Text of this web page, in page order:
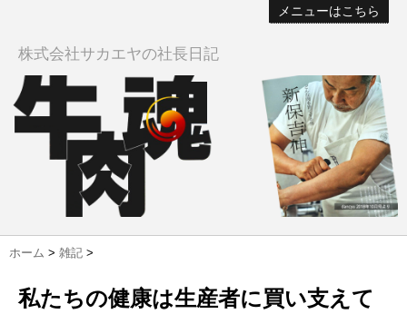
メニューはこちら
株式会社サカエヤの社長日記
ホーム > 雑記 >
私たちの健康は生産者に買い支えて